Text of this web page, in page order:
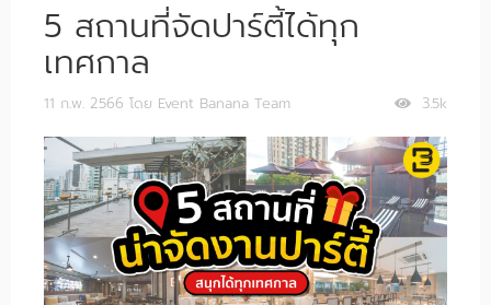
5 สถานที่จัดปาร์ตี้ได้ทุก
เทศกาล
3.5k
11 ก.พ. 2566 โดย Event Banana Team